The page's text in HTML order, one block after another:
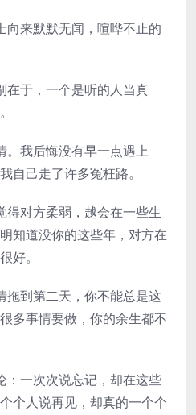
来默默无闻，喧哗不止的
于，一个是听的人当真
我后悔没有早一点遇上
自己走了许多冤枉路。
得对方柔弱，越会在一些生
知道没你的这些年，对方在
好。
到第二天，你不能总是这
多事情要做，你的余生都不
一次次说忘记，却在这些
个人说再见，却真的一个个